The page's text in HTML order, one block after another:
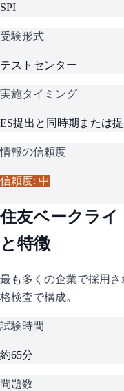
SPI
受験形式
テストセンター
実施タイミング
ES提出と同時期または
情報の信頼度
信頼度: 中
住友ベークライ
と特徴
最も多くの企業で採用
格検査で構成。
試験時間
約65分
問題数